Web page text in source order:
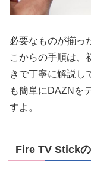
必要なものが揃っ
こからの手順は、
きで丁寧に解説し
も簡単にDAZNを
すよ。
Fire TV Stick